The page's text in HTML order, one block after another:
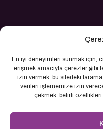
En iyi deneyimleri sunmak için,
erişmek amacıyla çerezler gibi
izin vermek, bu sitedeki
verileri işlememize izin
çekmek, belirli